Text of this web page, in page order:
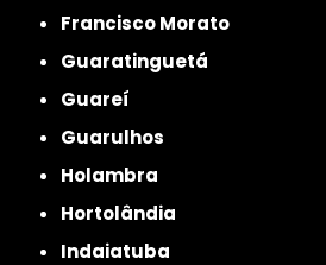
Francisco Morato
Guaratinguetá
Guareí
Guarulhos
Holambra
Hortolândia
Indaiatuba